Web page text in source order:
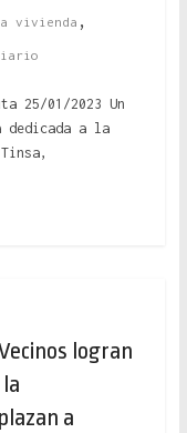
vivienda ,
25/01/2023 Un
a la
logran
a